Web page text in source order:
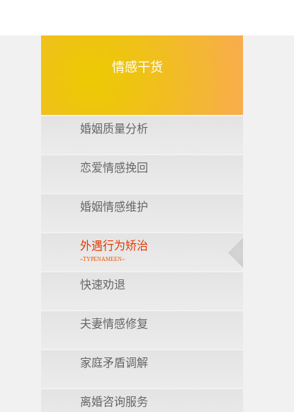
情感干货
婚姻质量分析
恋爱情感挽回
婚姻情感维护
外遇行为矫治
~TYPENAMEEN~
快速劝退
夫妻情感修复
家庭矛盾调解
离婚咨询服务